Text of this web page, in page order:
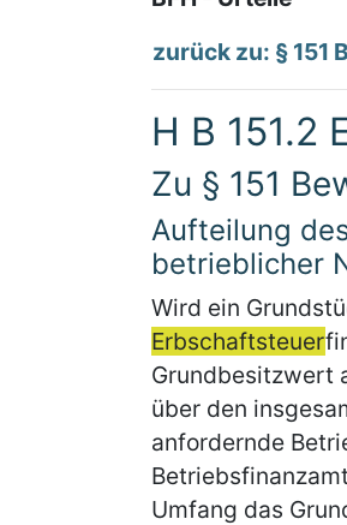
zurück zu: § 151
H B 151.2
Zu § 151
Aufteilung
betrieblicher
Wird ein
Erbschaftsteuer
Grundbesitzwert
über den
anfordernde
Umfang das